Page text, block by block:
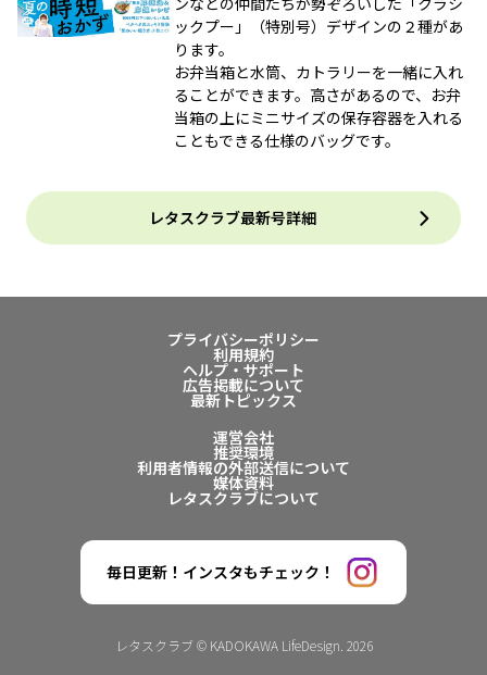
ックプー」（特別号）デザインの２種があ
ります。
お弁当箱と水筒、カトラリーを一緒に入れ
ることができます。高さがあるので、お弁
当箱の上にミニサイズの保存容器を入れる
こともできる仕様のバッグです。
レタスクラブ最新号詳細
プライバシーポリシー
利用規約
ヘルプ・サポート
広告掲載について
最新トピックス
運営会社
推奨環境
利用者情報の外部送信について
媒体資料
レタスクラブについて
毎日更新！インスタもチェック！
レタスクラブ © KADOKAWA LifeDesign. 2026